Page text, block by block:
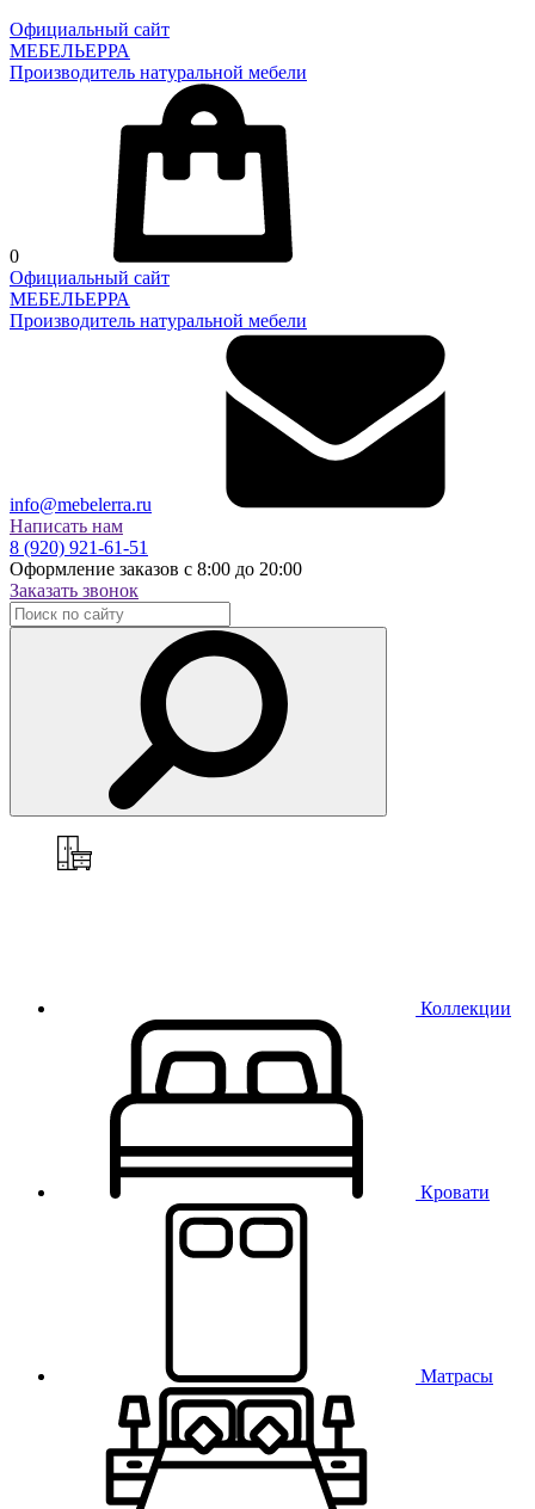
Официальный сайт
МЕБЕЛЬЕРРА
Производитель натуральной мебели
0
Официальный сайт
МЕБЕЛЬЕРРА
Производитель натуральной мебели
info@mebelerra.ru
Написать нам
8 (920) 921-61-51
Оформление заказов с 8:00 до 20:00
Заказать звонок
Коллекции
Кровати
Матрасы